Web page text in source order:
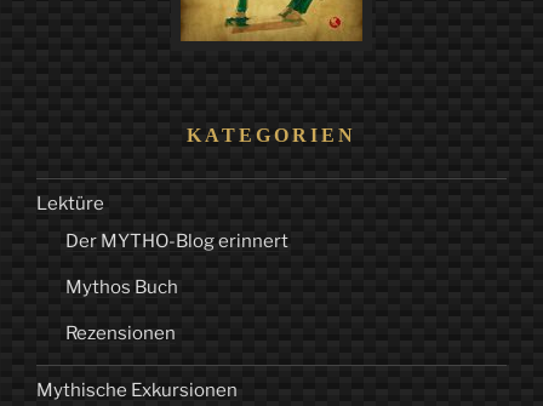
KATEGORIEN
Lektüre
Der MYTHO-Blog erinnert
Mythos Buch
Rezensionen
Mythische Exkursionen